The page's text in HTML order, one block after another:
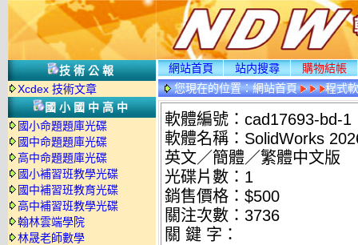
技術公報
Xcdex 技術文章
國小國中高中
國小命題題庫光碟
國中命題題庫光碟
高中命題題庫光碟
國小補習班教學光碟
國中補習班教育光碟
高中補習班教學光碟
翰林雲端學院
林晟老師數學
網站首頁 站内搜尋
購物結帳
您現在的位置：網站首頁 程式
軟體編號：cad17693-bd-1
軟體名稱：SolidWorks
英文／簡體／繁體中文版
光碟片數：1
銷售價格：$500
關注次數： 3736
關 鍵 字：